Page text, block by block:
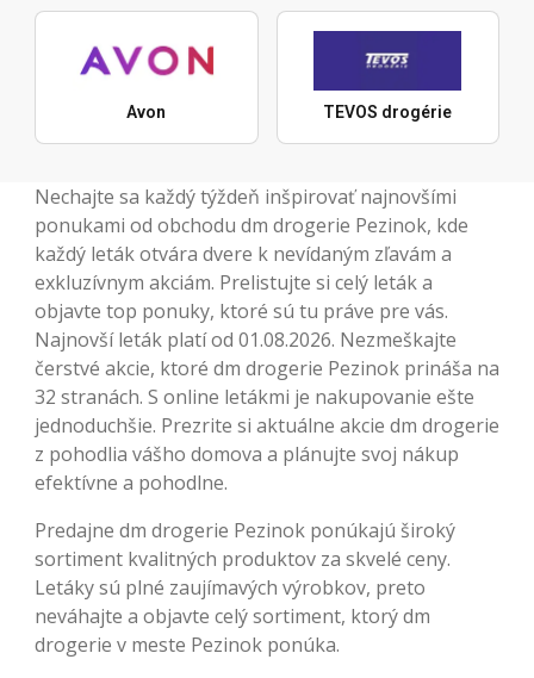
Avon TEVOS drogérie
Nechajte sa každý týždeň inšpirovať najnovšími
ponukami od obchodu dm drogerie Pezinok, kde
každý leták otvára dvere k nevídaným zľavám a
exkluzívnym akciám. Prelistujte si celý leták a
objavte top ponuky, ktoré sú tu práve pre vás.
Najnovší leták platí od 01.08.2026. Nezmeškajte
čerstvé akcie, ktoré dm drogerie Pezinok prináša na
32 stranách. S online letákmi je nakupovanie ešte
jednoduchšie. Prezrite si aktuálne akcie dm drogerie
z pohodlia vášho domova a plánujte svoj nákup
efektívne a pohodlne.
Predajne dm drogerie Pezinok ponúkajú široký
sortiment kvalitných produktov za skvelé ceny.
Letáky sú plné zaujímavých výrobkov, preto
neváhajte a objavte celý sortiment, ktorý dm
drogerie v meste Pezinok ponúka.